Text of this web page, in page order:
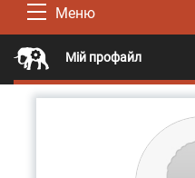
Меню
Мій профайл